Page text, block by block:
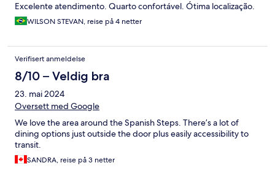
Excelente atendimento. Quarto confortável. Ótima localização.
WILSON STEVAN, reise på 4 netter
Verifisert anmeldelse
8/10 – Veldig bra
23. mai 2024
Oversett med Google
We love the area around the Spanish Steps. There’s a lot of
dining options just outside the door plus easily accessibility to
transit.
SANDRA, reise på 3 netter